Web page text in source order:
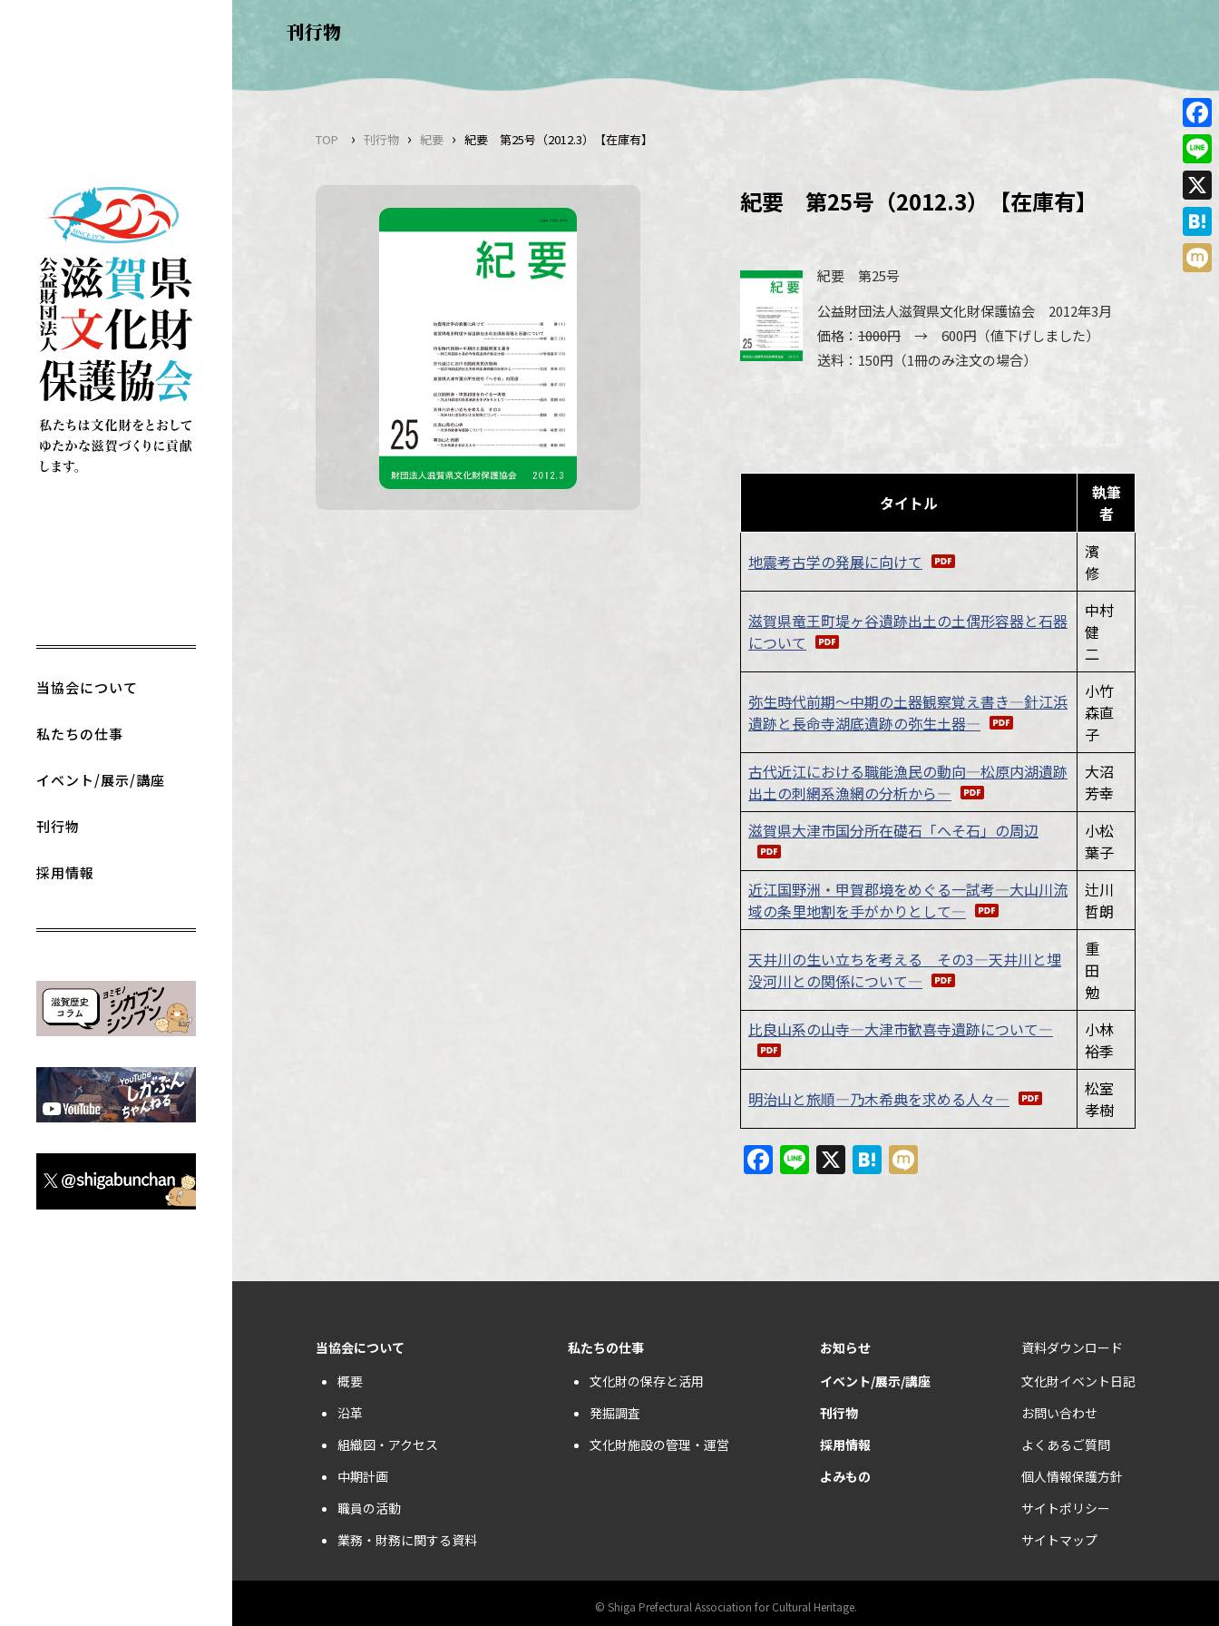
当協会について
私たちの仕事
イベント/展示/講座
刊行物
採用情報
刊行物
TOP › 刊行物 › 紀要 › 紀要 第25号（2012.3）【在庫有】
紀要 第25号（2012.3）【在庫有】
紀要 第25号
公益財団法人滋賀県文化財保護協会 2012年3月
価格： 1000円 → 600円（値下げしました）
送料：150円（1冊のみ注文の場合）
タイトル
執筆
者
地震考古学の発展に向けて
濱
修
滋賀県竜王町堤ヶ谷遺跡出土の土偶形容器と石器
について
中村
健
二
弥生時代前期～中期の土器観察覚え書き―針江浜
遺跡と長命寺湖底遺跡の弥生土器―
小竹
森直
子
古代近江における職能漁民の動向―松原内湖遺跡
出土の刺網系漁網の分析から―
大沼
芳幸
滋賀県大津市国分所在礎石「へそ石」の周辺
小松
葉子
近江国野洲・甲賀郡境をめぐる一試考―大山川流
域の条里地割を手がかりとして―
辻川
哲朗
天井川の生い立ちを考える その3―天井川と埋
没河川との関係について―
重
田
勉
比良山系の山寺―大津市歓喜寺遺跡について―
小林
裕季
明治山と旅順―乃木希典を求める人々―
松室
孝樹
Facebook
Line
X Hatena
当協会について
概要
沿革
組織図・アクセス
中期計画
職員の活動
業務・財務に関する資料
私たちの仕事
文化財の保存と活用
発掘調査
文化財施設の管理・運営
お知らせ
イベント/展示/講座
刊行物
採用情報
よみもの
資料ダウンロード
文化財イベント日記
お問い合わせ
よくあるご質問
個人情報保護方針
サイトポリシー
サイトマップ
©︎ Shiga Prefectural Association for Cultural Heritage.
Line
X